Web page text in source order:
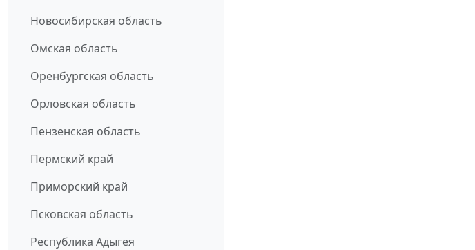
Новосибирская область
Омская область
Оренбургская область
Орловская область
Пензенская область
Пермский край
Приморский край
Псковская область
Республика Адыгея